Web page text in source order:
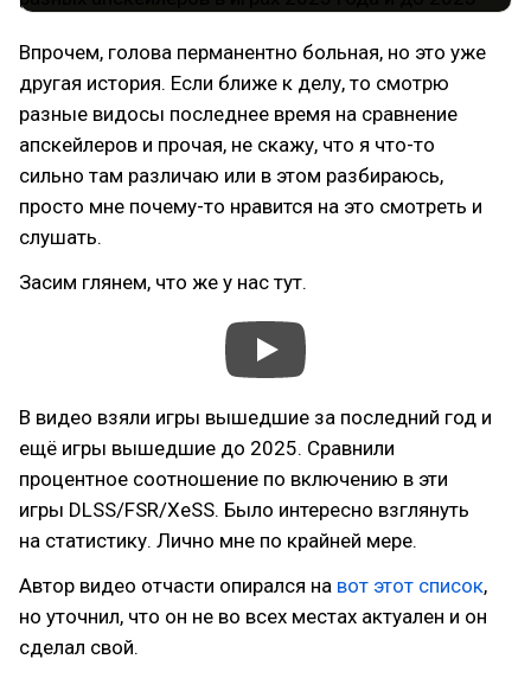
Впрочем, голова перманентно больная, но это уже
другая история. Если ближе к делу, то смотрю
разные видосы последнее время на сравнение
апскейлеров и прочая, не скажу, что я что-то
сильно там различаю или в этом разбираюсь,
просто мне почему-то нравится на это смотреть и
слушать.
Засим глянем, что же у нас тут.
В видео взяли игры вышедшие за последний год и
ещё игры вышедшие до 2025. Сравнили
процентное соотношение по включению в эти
игры DLSS/FSR/XeSS. Было интересно взглянуть
на статистику. Лично мне по крайней мере.
Автор видео отчасти опирался на вот этот список,
но уточнил, что он не во всех местах актуален и он
сделал свой.